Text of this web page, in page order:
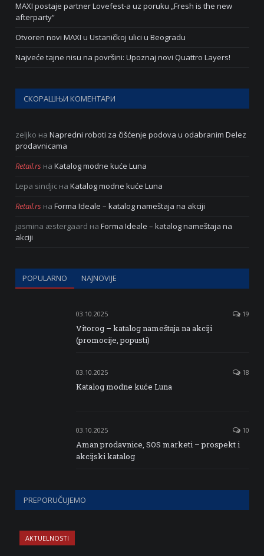
MAXI postaje partner Lovefest-a uz poruku „Fresh is the new
afterparty“
Otvoren novi MAXI u Ustaničkoj ulici u Beogradu
Najveće tajne nisu na površini: Upoznaj novi Quattro Layers!
СКОРАШЊИ КОМЕНТАРИ
zeljko на Napredni roboti za čišćenje podova u odabranim Delez
prodavnicama
Retail.rs на Katalog modne kuće Luna
Lepa sindjic на Katalog modne kuće Luna
Retail.rs на Forma Ideale – katalog nameštaja na akciji
jasmina æstergaard на Forma Ideale – katalog nameštaja na
akciji
POPULARNO NAJNOVIJE
03.10.2025 19
Vitorog – katalog nameštaja na akciji
(promocije, popusti)
03.10.2025 18
Katalog modne kuće Luna
03.10.2025 10
Aman prodavnice, SOS marketi – prospekt i
akcijski katalog
PREPORUČUJEMO
AKTUELNOSTI